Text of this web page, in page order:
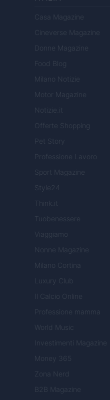
Casa Magazine
Cineverse Magazine
Donne Magazine
Food Blog
Milano Notizie
Motor Magazine
Notizie.it
Offerte Shopping
Pet Story
Professione Lavoro
Sport Magazine
Style24
Think.it
Tuobenessere
Viaggiamo
Nonne Magazine
Milano Cortina
Luxury Club
Il Calcio Online
Professione mamma
World Music
Investimenti Magazine
Money 365
Zona Nerd
B2B Magazine